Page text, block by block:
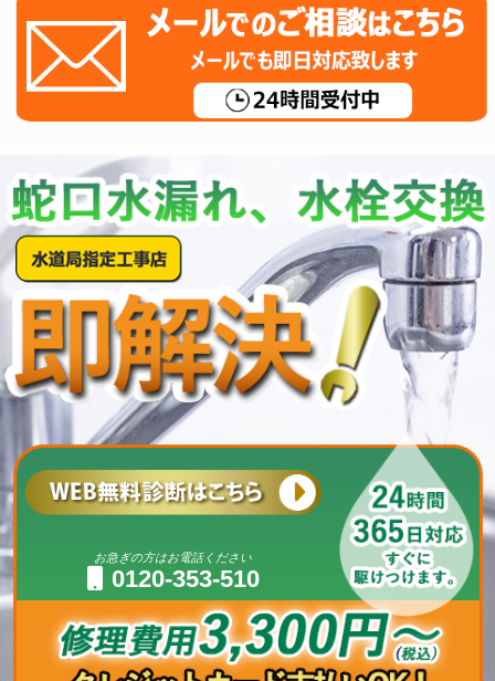
お急ぎの方はお電話ください
0120-353-510